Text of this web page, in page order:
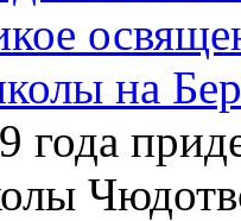
на
года